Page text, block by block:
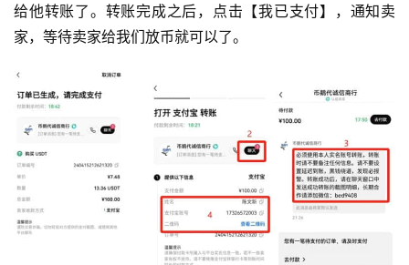
给他转账了。转账完成之后，点击【我已支付】，通知卖
家，等待卖家给我们放币就可以了。